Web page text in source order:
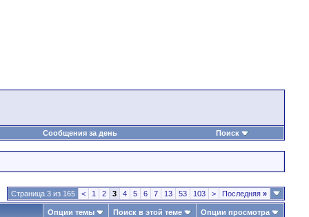
Сообщения за день Поиск
Страница 3 из 165 < 1 2 3 4 5 6 7 13 53 103 > Последняя »
Опции темы Поиск в этой теме Опции просмотра